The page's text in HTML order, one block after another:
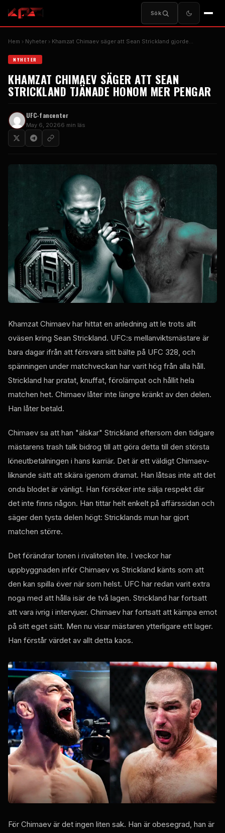
Sök
Hem Nyheter Khamzat Chimaev säger att Sean Strickland gjorde…
NYHETER
KHAMZAT CHIMAEV SÄGER ATT SEAN
STRICKLAND TJÄNADE HONOM MER PENGAR
UFC-fancenter
May 6, 20266 min läs
Khamzat Chimaev har hittat en anledning att le trots allt
oväsen kring Sean Strickland. UFC:s mellanviktsmästare är
bara dagar ifrån att försvara sitt bälte på UFC 328, och
spänningen under matchveckan har varit hög från alla håll.
Strickland har pratat, knuffat, förolämpat och hållit hela
matchen het. Chimaev låter inte längre kränkt av den delen.
Han låter betald.
Chimaev sa att han "älskar" Strickland eftersom den tidigare
mästarens trash talk bidrog till att göra detta till den största
löneutbetalningen i hans karriär. Det är ett väldigt Chimaev-
liknande sätt att skära igenom dramat. Han låtsas inte att det
onda blodet är vänligt. Han försöker inte sälja respekt där
det inte finns någon. Han tittar helt enkelt på affärssidan och
säger den tysta delen högt: Stricklands mun har gjort
matchen större.
Det förändrar tonen i rivaliteten lite. I veckor har
uppbyggnaden inför Chimaev vs Strickland känts som att
den kan spilla över när som helst. UFC har redan varit extra
noga med att hålla isär de två lagen. Strickland har fortsatt
att vara ivrig i intervjuer. Chimaev har fortsatt att kämpa emot
på sitt eget sätt. Men nu visar mästaren ytterligare ett lager.
Han förstår värdet av allt detta kaos.
För Chimaev är det ingen liten sak. Han är obesegrad, han är